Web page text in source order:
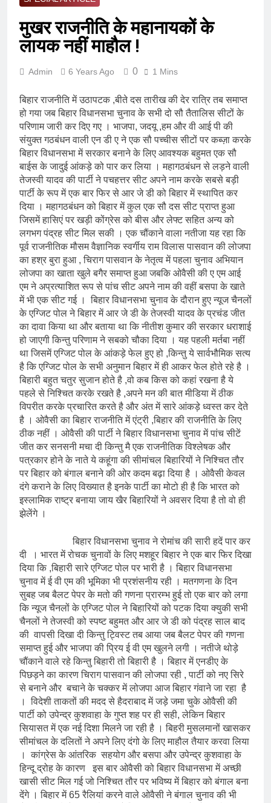
मुखर राजनीति के महानायकों के
लायक नहीं माहौल !
Admin 6 Years Ago 0 1 Mins
बिहार राजनीति में उठापटक ,बीते दस तारीख की देर रात्रि तब समाप्त
हो गया जब बिहार विधानसभा चुनाव के सभी दो सौ तैतालिस सीटों के
परिणाम जारी कर दिए गए । भाजपा, जदयू ,हम और वी आई पी की
संयुक्त गठबंधन वाली एन डी ए ने एक सौ पच्चीस सीटों पर कब्ज़ा करके
बिहार विधानसभा में सरकार बनाने के लिए आवश्यक बहुमत एक सौ
बाईस के जादुई आंकड़े को पार कर लिया । महागठबंधन से लड़ने वाली
तेजस्वी यादव की पार्टी ने पचहत्तर सीट अपने नाम करके सबसे बड़ी
पार्टी के रूप में एक बार फिर से आर जे डी को बिहार में स्थापित कर
दिया । महागठबंधन को बिहार में कुल एक सौ दस सीट प्राप्त हुआ
जिसमें हासिएं पर खड़ी कोंग्रेस को बीस और लेफ्ट सहित अन्य को
लगभग पंद्रह सीट मिल सकी । एक चौंकाने वाला नतीजा यह रहा कि
पूर्व राजनीतिक मौसम वैज्ञानिक स्वर्गीय राम विलास पासवान की लोजपा
का हश्र बुरा हुआ , चिराग पासवान के नेतृत्व में पहला चुनाव अभियान
लोजपा का खाता खुले बगैर समाप्त हुआ जबकि ओवैसी की ए एम आई
एम ने अप्रत्याशित रूप से पांच सीट अपने नाम की वहीं बसपा के खाते
में भी एक सीट गई । बिहार विधानसभा चुनाव के दौरान हुए न्यूज चैनलों
के एग्जिट पोल ने बिहार में आर जे डी के तेजस्वी यादव के प्रचंड जीत
का दावा किया था और बताया था कि नीतीश कुमार की सरकार धराशाई
हो जाएगी किन्तु परिणाम ने सबको चौका दिया । यह पहली मर्तबा नहीं
था जिसमें एग्जिट पोल के आंकड़े फेल हुए हो ,किन्तु ये सार्वभौमिक सत्य
है कि एग्जिट पोल के सभी अनुमान बिहार में ही आकर फेल होते रहे है ।
बिहारी बहुत चतुर सुजान होते है ,वो कब किस को कहां रखना है ये
पहले से निश्चित करके रखते है ,अपने मन की बात मीडिया में ठीक
विपरीत करके प्रचारित करते है और अंत में सारे आंकड़े ध्वस्त कर देते
है । ओवैसी का बिहार राजनीति में एंट्री ,बिहार की राजनीति के लिए
ठीक नहीं । ओवैसी की पार्टी ने बिहार विधानसभा चुनाव में पांच सीटें
जीत कर सनसनी मचा दी किन्तु मै एक राजनीतिक विश्लेषक और
पत्रकार होने के नाते ये कहूंगा की सीमांचल बिहारियों ने निश्चित तौर
पर बिहार को बंगाल बनाने की ओर कदम बढ़ा दिया है । ओवैसी केवल
दंगे कराने के लिए विख्यात है इनके पार्टी का मोटो ही है कि भारत को
इस्लामिक राष्ट्र बनाया जाय खैर बिहारियों ने अवसर दिया है तो वो ही
झेलेंगे ।
बिहार विधानसभा चुनाव ने रोमांच की सारी हदें पार कर
दी । भारत में रोचक चुनावों के लिए मशहूर बिहार ने एक बार फिर दिखा
दिया कि ,बिहारी सारे एग्जिट पोल पर भारी है । बिहार विधानसभा
चुनाव में ई वी एम की भूमिका भी प्रशंसनीय रही । मतगणना के दिन
सुबह जब बैलट पेपर के मतो की गणना प्रारम्भ हुई तो एक बार को लगा
कि न्यूज चैनलों के एग्जिट पोल ने बिहारियों को पटक दिया क्युकी सभी
चैनलों ने तेजस्वी को स्पष्ट बहुमत और आर जे डी को पंद्रह साल बाद
की वापसी दिखा दी किन्तु ट्विस्ट तब आया जब बैलट पेपर की गणना
समाप्त हुई और भाजपा की प्रिय ई वी एम खुलने लगी । नतीजे थोड़े
चौंकाने वाले रहे किन्तु बिहारी तो बिहारी है । बिहार में एनडीए के
पिछड़ने का कारण चिराग पासवान की लोजपा रही , पार्टी को नए सिरे
से बनाने और बचाने के चक्कर में लोजपा आज बिहार गंवाने जा रहा है
। विदेशी ताकतों की मदद से हैदराबाद में जड़े जमा चुके ओवैसी की
पार्टी को उपेन्द्र कुशवाहा के गुप्त शह पर ही सही, लेकिन बिहार
सियासत में एक नई दिशा मिलने जा रही है । बिहरी मुसलमानों खासकर
सीमांचल के दलितों ने अपने लिए दंगो के लिए माहौल तैयार करवा लिया
। कांग्रेस के आंतरिक सहयोग और बसपा और उपेन्द्र कुशवाहा के
हिन्दू द्रोह के कारण इस बार ओवैसी को बिहार विधानसभा में अच्छी
खासी सीट मिल गई जो निश्चित तौर पर भविष्य में बिहार को बंगाल बना
देंगे । बिहार में 65 रैलियां करने वाले ओवैसी ने बंगाल चुनाव की भी